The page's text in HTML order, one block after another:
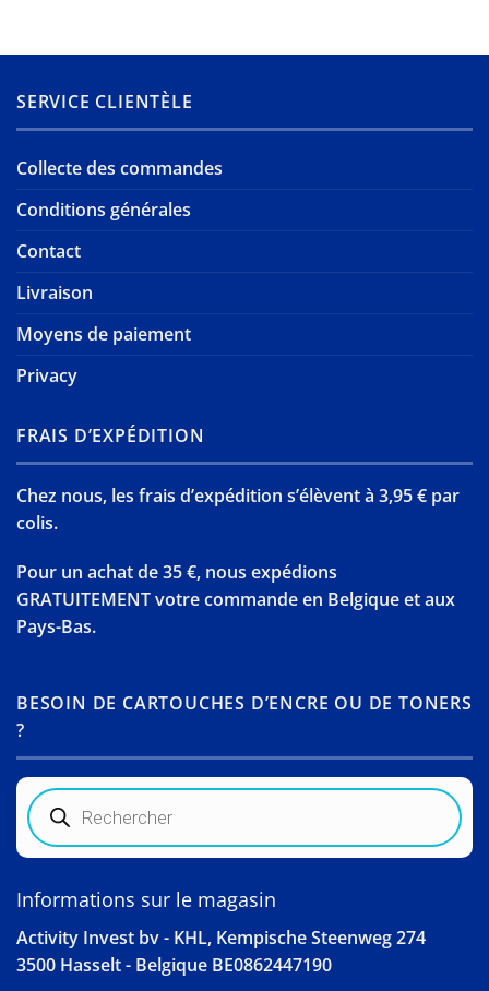
SERVICE CLIENTÈLE
Collecte des commandes
Conditions générales
Contact
Livraison
Moyens de paiement
Privacy
FRAIS D’EXPÉDITION
Chez nous, les frais d’expédition s’élèvent à 3,95 € par
colis.
Pour un achat de 35 €, nous expédions
GRATUITEMENT votre commande en Belgique et aux
Pays-Bas.
BESOIN DE CARTOUCHES D’ENCRE OU DE TONERS
?
Recherche
de
produits
Informations sur le magasin
Activity Invest bv - KHL, Kempische Steenweg 274
3500 Hasselt - Belgique BE0862447190